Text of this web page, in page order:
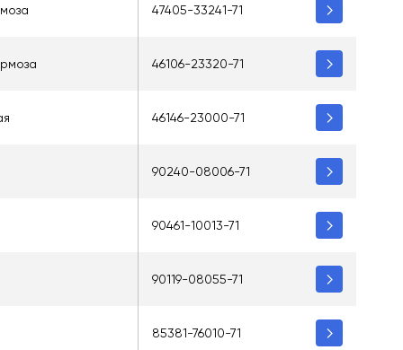
47405-33241-71
46106-23320-71
46146-23000-71
90240-08006-71
90461-10013-71
90119-08055-71
85381-76010-71